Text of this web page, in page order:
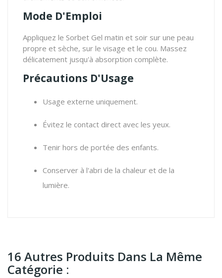
Mode D'Emploi
Appliquez le Sorbet Gel matin et soir sur une peau
propre et sèche, sur le visage et le cou. Massez
délicatement jusqu'à absorption complète.
Précautions D'Usage
Usage externe uniquement.
Évitez le contact direct avec les yeux.
Tenir hors de portée des enfants.
Conserver à l'abri de la chaleur et de la
lumière.
16 Autres Produits Dans La Même
Catégorie :